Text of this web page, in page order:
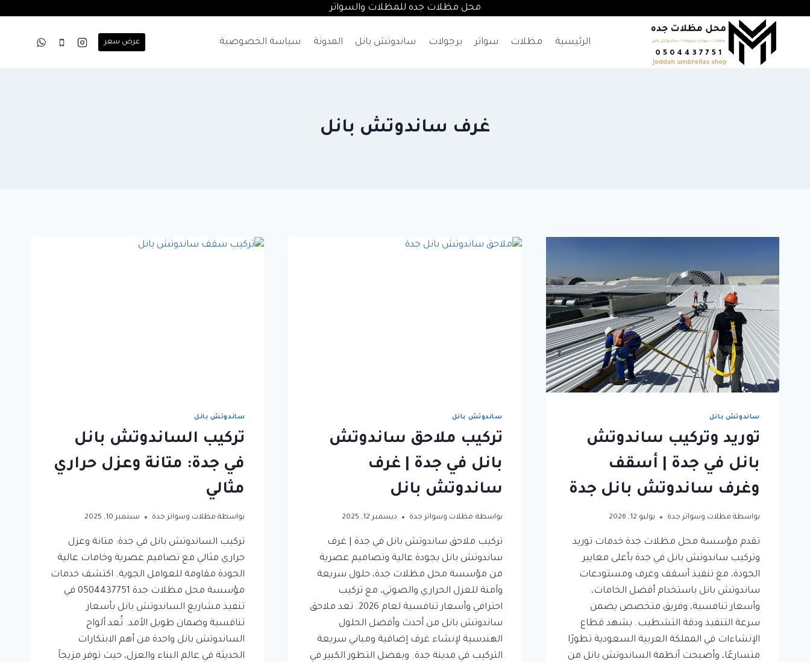
محل مظلات جده للمظلات والسواتر
الرئيسية مظلات سواتر برجولات ساندوتش بانل المدونة سياسة الخصوصية عرض سعر
غرف ساندوتش بانل
ساندوتش بانل
توريد وتركيب ساندوتش
بانل في جدة | أسقف
وغرف ساندوتش بانل جدة
بواسطة مظلات وسواتر جدة يوليو 12, 2026
تقدم مؤسسة محل مظلات جدة خدمات توريد
وتركيب ساندوتش بانل في جدة بأعلى معايير
الجودة، مع تنفيذ أسقف وغرف ومستودعات
ساندوتش بانل باستخدام أفضل الخامات،
وأسعار تنافسية، وفريق متخصص يضمن
سرعة التنفيذ ودقة التشطيب. يشهد قطاع
الإنشاءات في المملكة العربية السعودية تطورًا
متسارعًا، وأصبحت أنظمة الساندوتش بانل من
ساندوتش بانل
تركيب ملاحق ساندوتش
بانل في جدة | غرف
ساندوتش بانل
بواسطة مظلات وسواتر جدة ديسمبر 12, 2025
تركيب ملاحق ساندوتش بانل في جدة | غرف
ساندوتش بانل بجودة عالية وتصاميم عصرية
من مؤسسة محل مظلات جدة، حلول سريعة
وآمنة للعزل الحراري والصوتي، مع تركيب
احترافي وأسعار تنافسية لعام 2026. تعد ملاحق
ساندوتش بانل من أحدث وأفضل الحلول
الهندسية لإنشاء غرف إضافية ومباني سريعة
التركيب في مدينة جدة. وبفضل التطور الكبير في
ساندوتش بانل
تركيب الساندوتش بانل
في جدة: متانة وعزل حراري
مثالي
بواسطة مظلات وسواتر جدة سبتمبر 10, 2025
تركيب الساندوتش بانل في جدة: متانة وعزل
حراري مثالي مع تصاميم عصرية وخامات عالية
الجودة مقاومة للعوامل الجوية. اكتشف خدمات
مؤسسة محل مظلات جدة 0504437751 في
تنفيذ مشاريع الساندوتش بانل بأسعار
تنافسية وضمان طويل الأمد. تُعد ألواح
الساندوتش بانل واحدة من أهم الابتكارات
الحديثة في عالم البناء والعزل، حيث توفر مزيجاً